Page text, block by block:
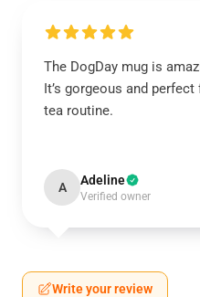
The DogDay mug is
It’s gorgeous and
tea routine.
A Adeline
Verified owner
Write your review